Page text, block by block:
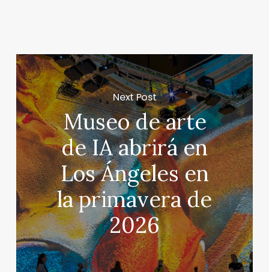
Next Post
Museo de arte
de IA abrirá en
Los Ángeles en
la primavera de
2026